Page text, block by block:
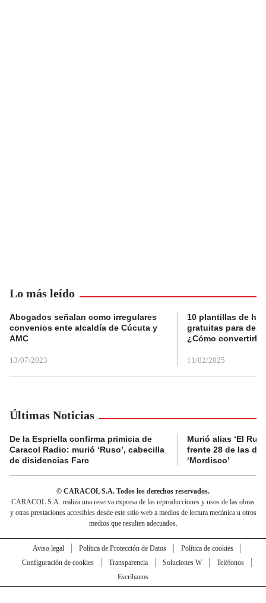
Lo más leído
Abogados señalan como irregulares
convenios ente alcaldía de Cúcuta y
AMC
13/07/2023
10 plantillas de
gratuitas para
¿Cómo convertirla
11/02/2025
Últimas Noticias
De la Espriella confirma primicia de
Caracol Radio: murió ‘Ruso’, cabecilla
de disidencias Farc
Murió alias ‘El
frente 28 de las
‘Mordisco’
© CARACOL S.A. Todos los derechos reservados.
CARACOL S.A. realiza una reserva expresa de las reproducciones y usos de las obras
y otras prestaciones accesibles desde este sitio web a medios de lectura mecánica u otros
medios que resulten adecuados.
Aviso legal Política de Protección de Datos
Política de cookies
Configuración de cookies
Transparencia Soluciones W
Teléfonos
Escríbanos